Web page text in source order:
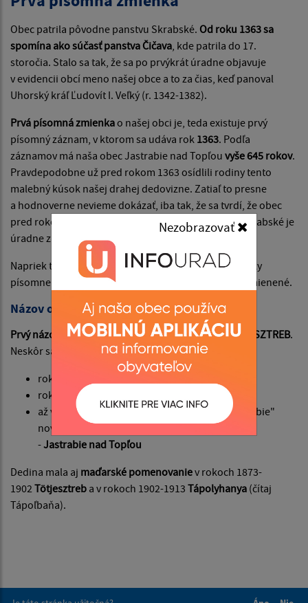
Nezobrazovať
Obec patrila pôvodne panstvu Skrabské. Od roku 1363 sa
spomína ako súčasť panstva Čičava, kde patrila do 17.
storočia. Stalo sa tak, že sa po prvýkrát úradne objavuje
v evidencii obcí meno našej obce a to za čias, keď panoval
Uhorský kráľ Ľudovít I. Veľký (r. 1342-1382).
Prvá písomná zmienkao našej obci je, teda existuje prvý
písomný záznam, v ktorom sa udáva rok 1363. Podľa
záznamov má naša obec Jastrabie nad Topľou vyše 645 rokov.
Pravdepodobne už pred rokom 1363 osídlili rodiny tento
malebný kúsok našej drahej dedovizne. Zatiaľ to presne
a hodnoverne nevieme dokázať, iba tak, že sa tvrdí, že obec
pred rokom 1363 patrila panstvu Skrabské a obec Skrabské je
úradne známa od roku 1321.
Napriek tomu sa musíme pridržať toho, čo je historicky
písomne dokázané a datované tak, ako je už o tom zmienené.
Názov obce
Prvý názov obceje známy z roku1363pod menom JESZTREB.
Neskôr sa meno obce menilo nasledovne:
rok 1808
Slowenský Jestráb
rok 1920Jastrabie
až v roku 1961 pribudol k pomenovaniu "Jastrabie"
nový prívlastok a tak vznikol terajší názov obce
-Jastrabie nad Topľou
Dedina mala aj maďarské pomenovaniev rokoch 1873-
1902Tötjesztreb a v rokoch 1902-1913 Tápolyhanya (čítaj
Tápoľbaňa).